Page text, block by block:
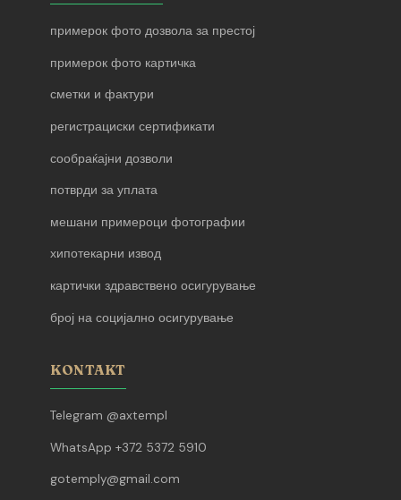
примерок фото дозвола за престој
примерок фото картичка
сметки и фактури
регистрациски сертификати
сообраќајни дозволи
потврди за уплата
мешани примероци фотографии
хипотекарни извод
картички здравствено осигурување
број на социјално осигурување
KONTAKT
Telegram @axtempl
WhatsApp +372 5372 5910
gotemply@gmail.com